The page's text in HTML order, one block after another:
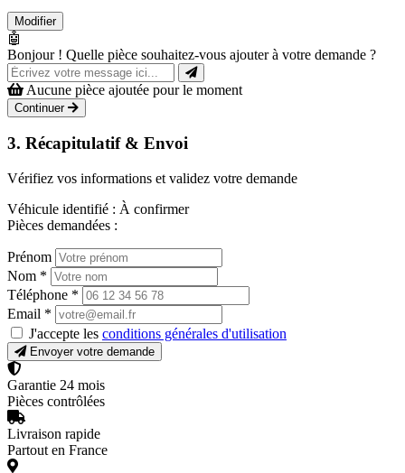
Modifier
🤖
Bonjour ! Quelle pièce souhaitez-vous ajouter à votre demande ?
Aucune pièce ajoutée pour le moment
Continuer
3. Récapitulatif & Envoi
Vérifiez vos informations et validez votre demande
Véhicule identifié : À confirmer
Pièces demandées :
Prénom
Nom *
Téléphone *
Email *
J'accepte les conditions générales d'utilisation
Envoyer votre demande
Garantie 24 mois
Pièces contrôlées
Livraison rapide
Partout en France